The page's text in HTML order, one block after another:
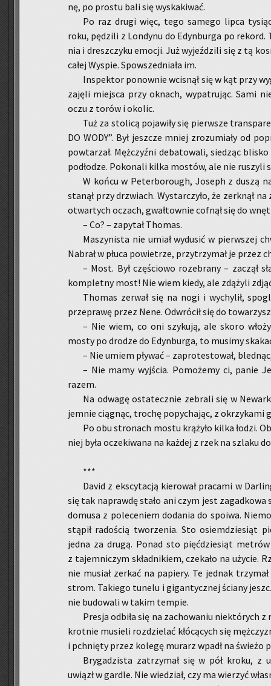
nę, po pro­stu bali się wy­ska­ki­wać.
Po raz drugi więc, tego sa­me­go lipca
roku, pę­dzi­li z Lon­dy­nu do Edyn­bur­ga po
nia i dresz­czy­ku emo­cji. Już wy­jeź­dzi­li się z tą
całej Wy­spie. Spo­wsze­dnia­ła im.
In­spek­tor po­now­nie wci­snął się w kąt przy
za­ję­li miej­sca przy oknach, wy­pa­tru­jąc. Sami
oczu z torów i oko­lic.
Tuż za sto­li­cą po­ja­wi­ły się pierw­sze
DO WODY”. Był jesz­cze mniej zro­zu­mia­ły od
po­wta­rzał. Męż­czyź­ni de­ba­to­wa­li, sie­dząc
pod­ło­dze. Po­ko­na­li kilka mo­stów, ale nie ru­szy­li
W końcu w Pe­ter­bo­ro­ugh, Jo­seph z duszą
sta­nął przy drzwiach. Wy­star­czy­ło, że zer­k­nął
otwar­tych oczach, gwał­tow­nie cof­nął się do
– Co? – za­py­tał Tho­mas.
Ma­szy­ni­sta nie umiał wy­du­sić w pierw­szej
Na­brał w płuca po­wie­trze, przy­trzy­mał je przez
– Most. Był czę­ścio­wo ro­ze­bra­ny – za­czął
kom­plet­ny most! Nie wiem kiedy, ale zdą­ży­li
Tho­mas ze­rwał się na nogi i wy­chy­lił,
prze­pra­wę przez Nene. Od­wró­cił się do
– Nie wiem, co oni szy­ku­ją, ale skoro
mosty po dro­dze do Edyn­bur­ga, to mu­si­my
– Nie umiem pły­wać – za­pro­te­sto­wał,
– Nie mamy wyj­ścia. Po­mo­że­my ci, panie
razem.
Na od­wa­gę osta­tecz­nie ze­bra­li się w
jem­nie cią­gnąc, tro­chę po­py­cha­jąc, z okrzy­ka­mi
Po obu stro­nach mostu krą­ży­ło kilka łodzi.
niej była ocze­ki­wa­na na każ­dej z rzek na szla­ku
***
David z eks­cy­ta­cją kie­ro­wał pra­ca­mi w
się tak na­praw­dę stało ani czym jest
do­mu­sa z po­le­ce­niem do­da­nia do spo­iwa.
stą­pił ra­do­ścią two­rze­nia. Sto osiem­dzie­siąt
jedna za drugą. Ponad sto pięć­dzie­siąt
z ta­jem­ni­czym skład­ni­kiem, cze­ka­ło na uży­cie.
nie mu­siał zer­kać na pa­pie­ry. Te jed­nak
strom. Ta­kie­go tu­ne­lu i gi­gan­tycz­nej ścia­ny
nie bu­do­wa­li w takim tem­pie.
Pre­sja od­bi­ła się na za­cho­wa­niu nie­któ­rych
krot­nie mu­sie­li roz­dzie­lać kłó­cą­cych się
i pchnię­ty przez ko­le­gę mu­rarz wpadł na świe­żo
Bry­ga­dzi­sta za­trzy­mał się w pół kroku,
uwiązł w gar­dle. Nie wie­dział, czy ma wie­rzyć